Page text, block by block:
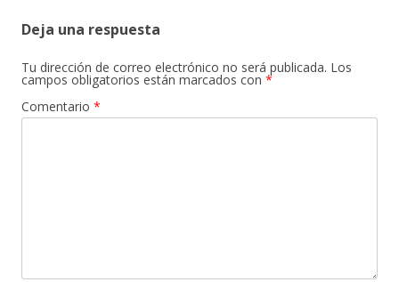
Deja una respuesta
Tu dirección de correo electrónico no será publicada. Los
campos obligatorios están marcados con *
Comentario *